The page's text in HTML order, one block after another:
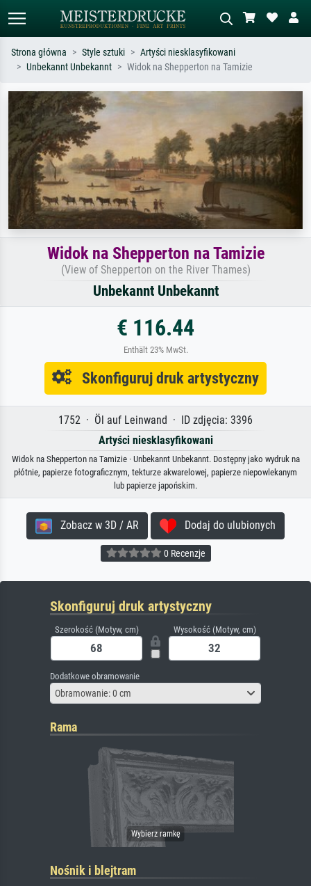
Szukaj wg artysty, tytułu lub stylu – np.
Monet, Gwiaździsta noc,
impresjonizm, fala Hokusaia, akt.
abstrakcja z czerwienią, ciemny olej,
stojący akt obok drzewa.
Strona główna Style sztuki
Artyści niesklasyfikowani
Unbekannt Unbekannt
Widok na Shepperton na Tamizie
Widok na Shepperton na Tamizie
(View of Shepperton on the River Thames)
Unbekannt Unbekannt
€ 116.44
Enthält 23% MwSt.
Skonfiguruj druk artystyczny
1752 · Öl auf Leinwand · ID zdjęcia: 3396
Artyści niesklasyfikowani
Widok na Shepperton na Tamizie · Unbekannt Unbekannt. Dostępny jako wydruk na
płótnie, papierze fotograficznym, tekturze akwarelowej, papierze niepowlekanym
lub papierze japońskim.
Zobacz w 3D / AR Dodaj do ulubionych
0 Recenzje
Skonfiguruj druk artystyczny
Szerokość (Motyw, cm) Wysokość (Motyw, cm)
Dodatkowe obramowanie
Obramowanie: 0 cm
Rama
Nośnik i blejtram